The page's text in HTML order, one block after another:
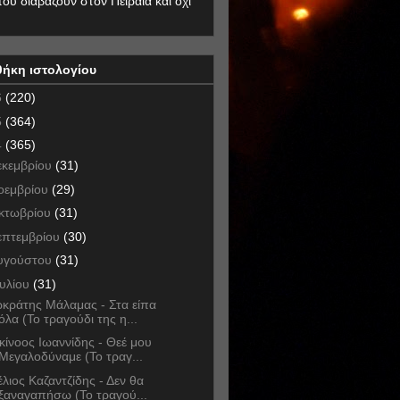
ιστολογίου
(220)
(364)
(365)
(31)
(29)
(31)
(30)
(31)
(31)
Μάλαμας - Στα είπα
(Το τραγούδι της η...
Ιωαννίδης - Θεέ μου
(Το τραγ...
Καζαντζίδης - Δεν θα
(Το τραγού...